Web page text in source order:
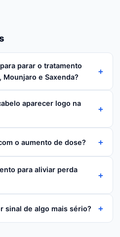
parar o tratamento
Mounjaro e Saxenda?
+
aparecer logo na
+
o aumento de dose? +
para aliviar perda
+
sinal de algo mais sério? +